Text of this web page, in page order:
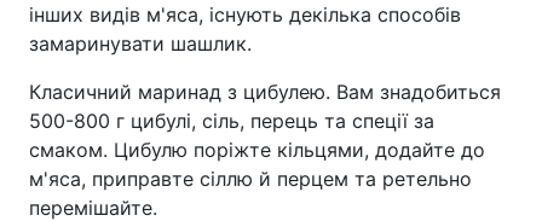
інших видів м'яса, існують декілька способів
замаринувати шашлик.
Класичний маринад з цибулею. Вам знадобиться
500-800 г цибулі, сіль, перець та спеції за
смаком. Цибулю поріжте кільцями, додайте до
м'яса, приправте сіллю й перцем та ретельно
перемішайте.